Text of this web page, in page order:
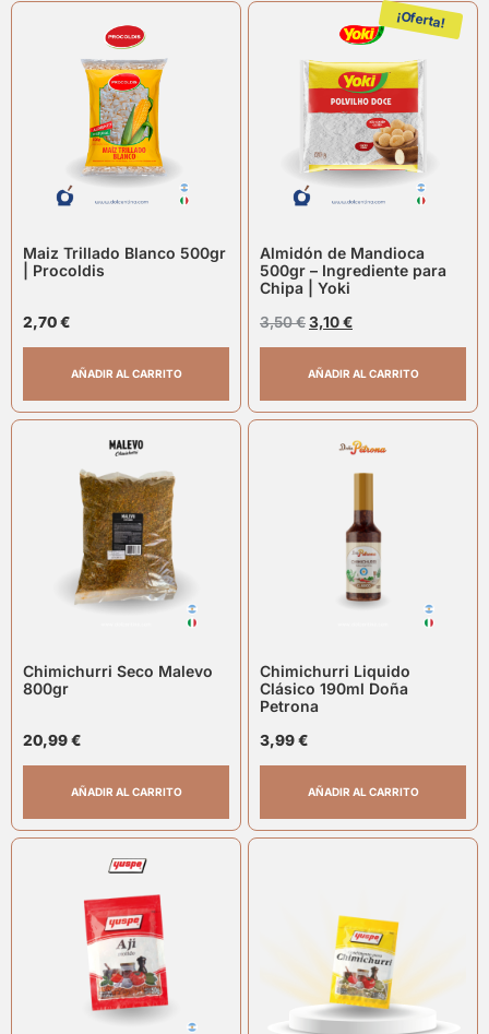
Maiz Trillado Blanco 500gr
| Procoldis
2,70€
AÑADIR AL CARRITO
¡Oferta!
Almidón de Mandioca
500gr – Ingrediente para
Chipa | Yoki
3,50€3,10€
AÑADIR AL CARRITO
Chimichurri Seco Malevo
800gr
20,99€
AÑADIR AL CARRITO
Chimichurri Liquido
Clásico 190ml Doña
Petrona
3,99€
AÑADIR AL CARRITO